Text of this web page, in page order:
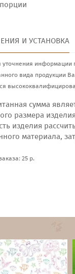
И УСТАНОВКА
уточнения информации
вида продукции
сумма
размера
изделия
материала,
25 р.